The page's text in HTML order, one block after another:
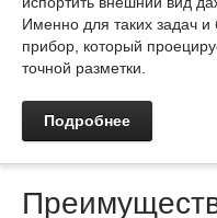
Именно для таких задач
прибор, который
точной разметки.
Подробнее